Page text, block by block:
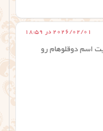
2026/02/01 در 18:59
از همین سایت اسم دوقلوهام رو